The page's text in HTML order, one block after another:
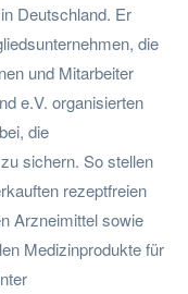
Deutschland. Er
die
und Mitarbeiter
e.V. organisierten
die
sichern. So stellen
rezeptfreien
Arzneimittel sowie
Medizinprodukte für